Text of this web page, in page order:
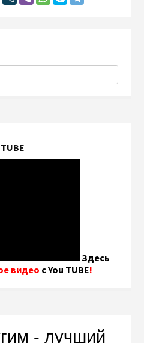
Здесь
видео с You TUBE!
- лучший